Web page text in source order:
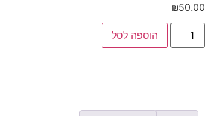
₪50.00
הוספה לסל